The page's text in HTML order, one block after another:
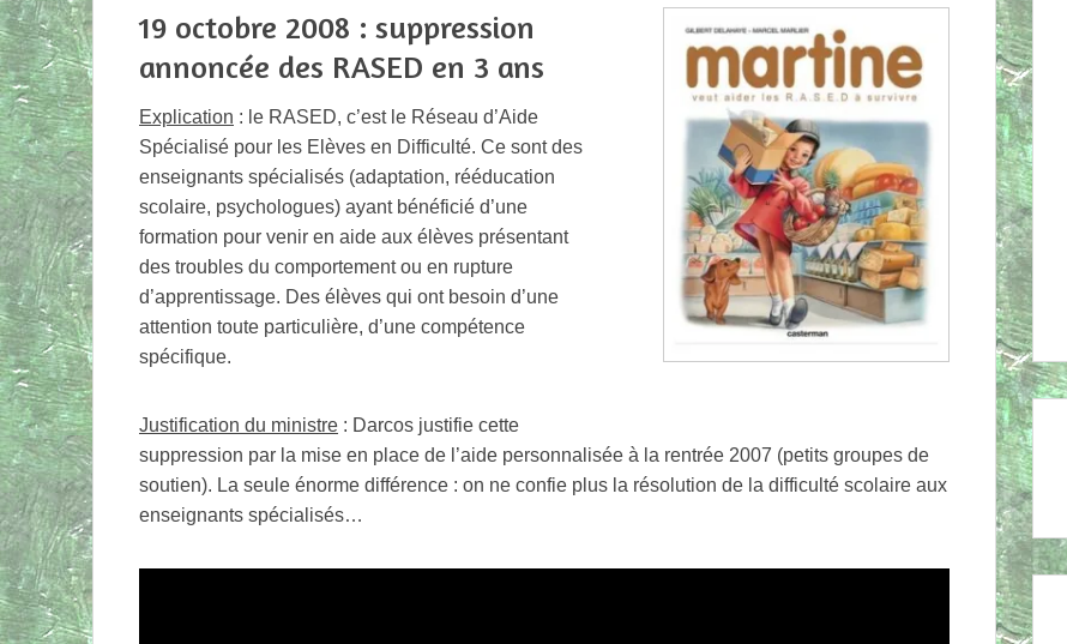
19 octobre 2008 : suppression
annoncée des RASED en 3 ans
Explication : le RASED, c’est le Réseau d’Aide
Spécialisé pour les Elèves en Difficulté. Ce sont des
enseignants spécialisés (adaptation, rééducation
scolaire, psychologues) ayant bénéficié d’une
formation pour venir en aide aux élèves présentant
des troubles du comportement ou en rupture
d’apprentissage. Des élèves qui ont besoin d’une
attention toute particulière, d’une compétence
spécifique.
Justification du ministre : Darcos justifie cette
suppression par la mise en place de l’aide personnalisée à la rentrée 2007 (petits groupes de
soutien). La seule énorme différence : on ne confie plus la résolution de la difficulté scolaire aux
enseignants spécialisés…